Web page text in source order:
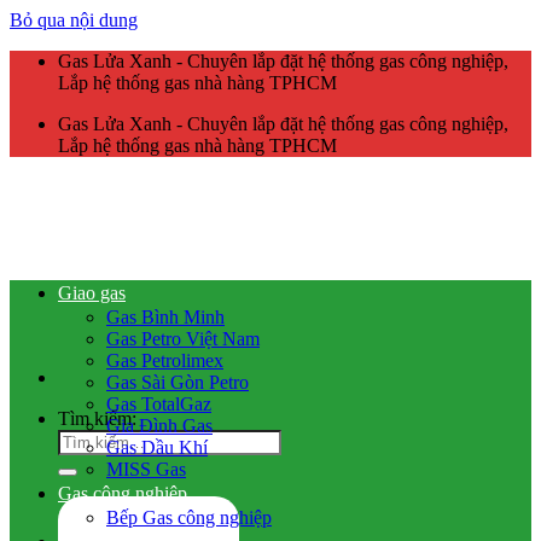
Bỏ qua nội dung
Gas Lửa Xanh - Chuyên lắp đặt hệ thống gas công nghiệp,
Lắp hệ thống gas nhà hàng TPHCM
Gas Lửa Xanh - Chuyên lắp đặt hệ thống gas công nghiệp,
Lắp hệ thống gas nhà hàng TPHCM
Tìm kiếm:
Giao gas
Gas Bình Minh
Gas Petro Việt Nam
Gas Petrolimex
Gas Sài Gòn Petro
Gas TotalGaz
Gia Đình Gas
Gas Dầu Khí
MISS Gas
Gas công nghiệp
Bếp Gas công nghiệp